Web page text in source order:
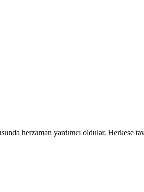
herzaman yardımcı oldular. Herkese